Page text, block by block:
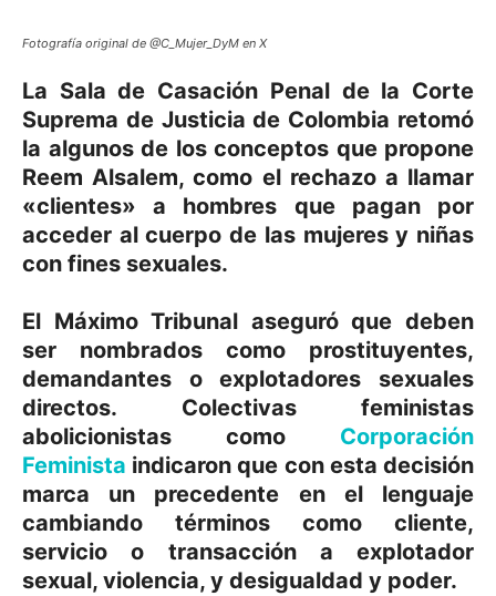
Fotografía original de @C_Mujer_DyM en X
La Sala de Casación Penal de la Corte
Suprema de Justicia de Colombia retomó
la algunos de los conceptos que propone
Reem Alsalem, como el rechazo a llamar
«clientes» a hombres que pagan por
acceder al cuerpo de las mujeres y niñas
con fines sexuales.
El Máximo Tribunal aseguró que deben
ser nombrados como prostituyentes,
demandantes o explotadores sexuales
directos. Colectivas feministas
abolicionistas como Corporación
Feminista indicaron que con esta decisión
marca un precedente en el lenguaje
cambiando términos como cliente,
servicio o transacción a explotador
sexual, violencia, y desigualdad y poder.